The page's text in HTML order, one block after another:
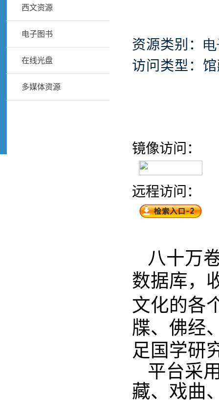
资源类别：
访问类型：
镜像访问：
远程访问：
八十万
数据库，
文化的各
牒、佛经
足国学研
平台采
藏、戏曲
西文资源
电子图书
在线光盘
多媒体资源